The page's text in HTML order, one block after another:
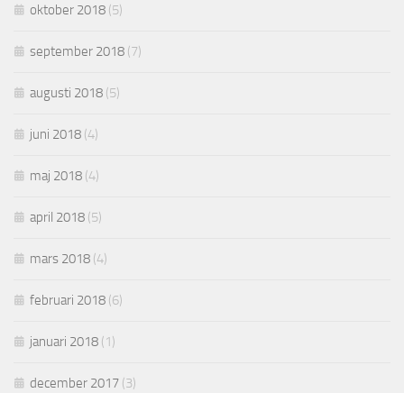
oktober 2018 (5)
september 2018 (7)
augusti 2018 (5)
juni 2018 (4)
maj 2018 (4)
april 2018 (5)
mars 2018 (4)
februari 2018 (6)
januari 2018 (1)
december 2017 (3)